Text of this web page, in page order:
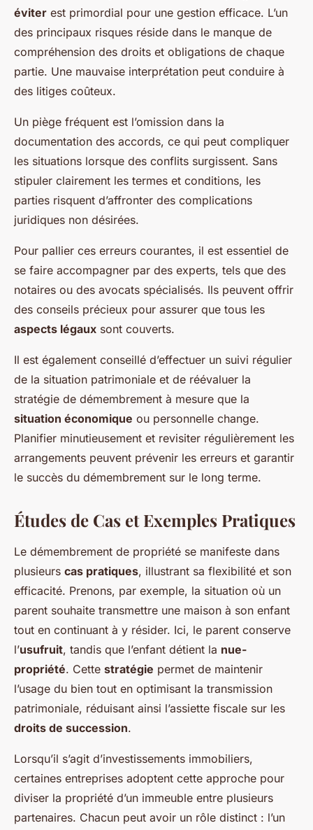
éviter est primordial pour une gestion efficace. L’un
des principaux risques réside dans le manque de
compréhension des droits et obligations de chaque
partie. Une mauvaise interprétation peut conduire à
des litiges coûteux.
Un piège fréquent est l’omission dans la
documentation des accords, ce qui peut compliquer
les situations lorsque des conflits surgissent. Sans
stipuler clairement les termes et conditions, les
parties risquent d’affronter des complications
juridiques non désirées.
Pour pallier ces erreurs courantes, il est essentiel de
se faire accompagner par des experts, tels que des
notaires ou des avocats spécialisés. Ils peuvent offrir
des conseils précieux pour assurer que tous les
aspects légaux sont couverts.
Il est également conseillé d’effectuer un suivi régulier
de la situation patrimoniale et de réévaluer la
stratégie de démembrement à mesure que la
situation économique ou personnelle change.
Planifier minutieusement et revisiter régulièrement les
arrangements peuvent prévenir les erreurs et garantir
le succès du démembrement sur le long terme.
Études de Cas et Exemples Pratiques
Le démembrement de propriété se manifeste dans
plusieurs cas pratiques, illustrant sa flexibilité et son
efficacité. Prenons, par exemple, la situation où un
parent souhaite transmettre une maison à son enfant
tout en continuant à y résider. Ici, le parent conserve
l’usufruit, tandis que l’enfant détient la nue-
propriété. Cette stratégie permet de maintenir
l’usage du bien tout en optimisant la transmission
patrimoniale, réduisant ainsi l’assiette fiscale sur les
droits de succession.
Lorsqu’il s’agit d’investissements immobiliers,
certaines entreprises adoptent cette approche pour
diviser la propriété d’un immeuble entre plusieurs
partenaires. Chacun peut avoir un rôle distinct : l’un